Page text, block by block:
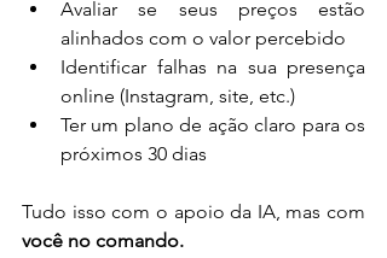
Avaliar se seus preços estão
alinhados com o valor percebido
Identificar falhas na sua presença
online (Instagram, site, etc.)
Ter um plano de ação claro para os
próximos 30 dias
você no comando.